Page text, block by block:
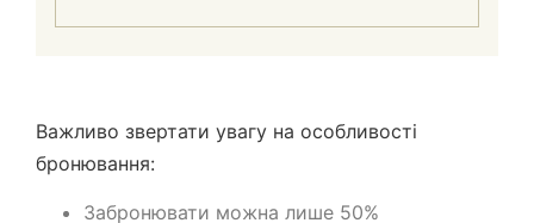
Важливо звертати увагу на особливості
бронювання:
Забронювати можна лише 50%